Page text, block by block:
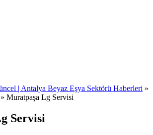
| Antalya Beyaz Eşya Sektörü Haberleri »
» Muratpaşa Lg Servisi
Servisi